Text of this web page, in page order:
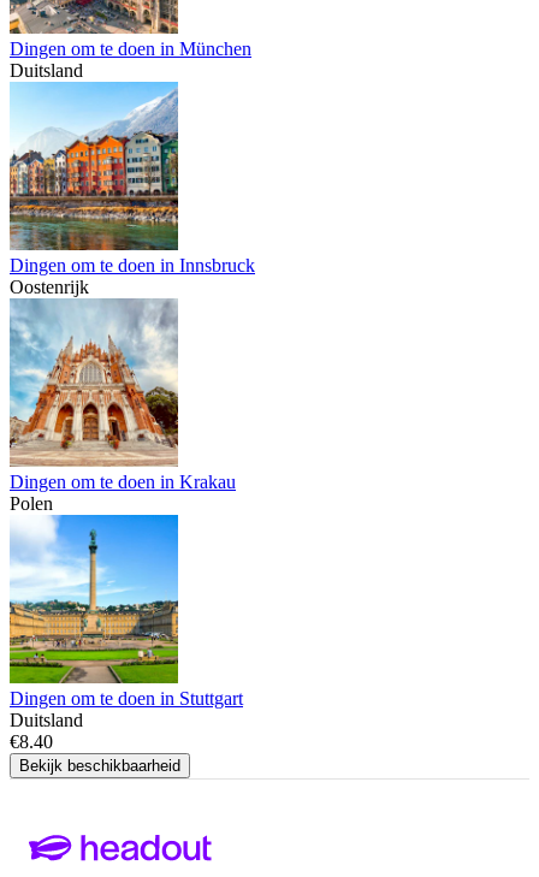
Dingen om te doen in München
Duitsland
Dingen om te doen in Innsbruck
Oostenrijk
Dingen om te doen in Krakau
Polen
Dingen om te doen in Stuttgart
Duitsland
€8.40
Bekijk beschikbaarheid